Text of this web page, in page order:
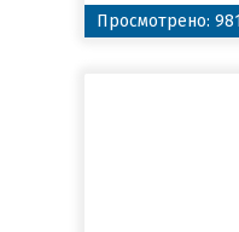
Просмотрено: